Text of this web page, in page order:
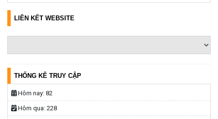
LIÊN KẾT WEBSITE
THỐNG KÊ TRUY CẬP
Hôm nay: 82
Hôm qua: 228